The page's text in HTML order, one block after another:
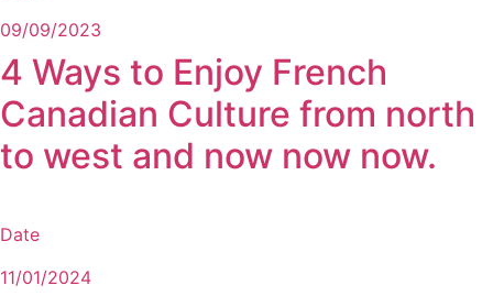
09/09/2023
4 Ways to Enjoy French
Canadian Culture from north
to west and now now now.
Date
11/01/2024